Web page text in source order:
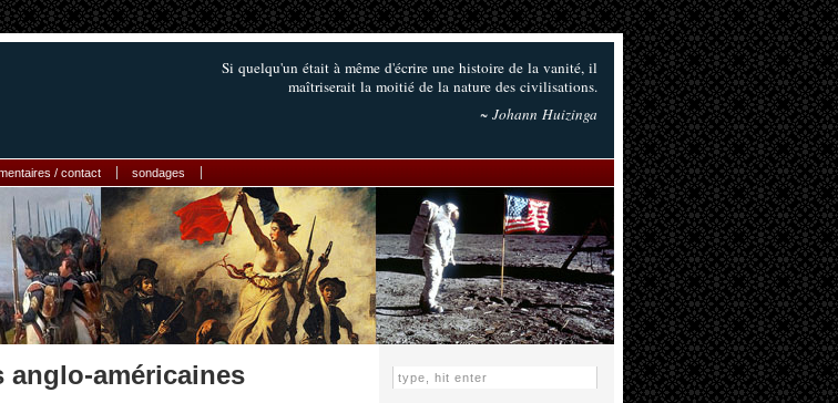
Si quelqu'un était à même d'écrire une histoire de la vanité, il
maîtriserait la moitié de la nature des civilisations.
~ Johann Huizinga
/ contact sondages
anglo-américaines